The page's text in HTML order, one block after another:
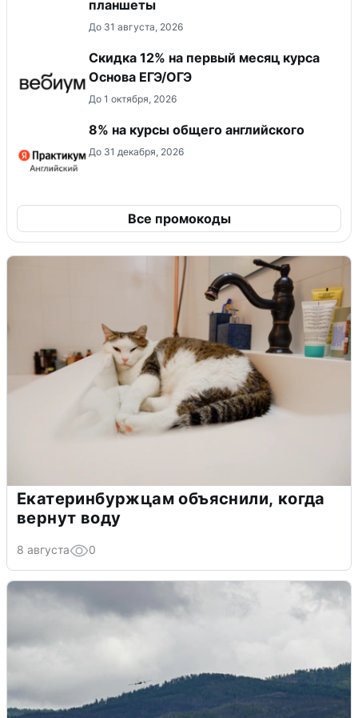
планшеты
До 31 августа, 2026
Скидка 12% на первый месяц курса
Основа ЕГЭ/ОГЭ
До 1 октября, 2026
8% на курсы общего английского
До 31 декабря, 2026
Все промокоды
Екатеринбуржцам объяснили, когда
вернут воду
8 августа 0